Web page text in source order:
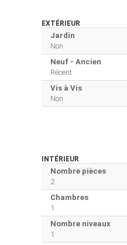
EXTÉRIEUR
Jardin
Non
Neuf - Ancien
Récent
Vis à Vis
Non
INTÉRIEUR
Nombre pièces
2
Chambres
1
Nombre niveaux
1